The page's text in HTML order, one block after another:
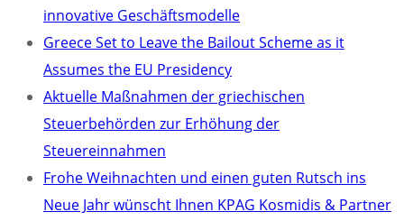
innovative Geschäftsmodelle
Greece Set to Leave the Bailout Scheme as it
Assumes the EU Presidency
Aktuelle Maßnahmen der griechischen
Steuerbehörden zur Erhöhung der
Steuereinnahmen
Frohe Weihnachten und einen guten Rutsch ins
Neue Jahr wünscht Ihnen KPAG Kosmidis & Partner